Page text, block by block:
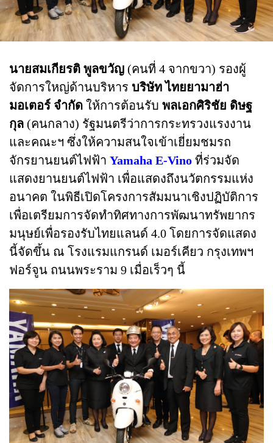
นายสมเกียรติ พูลขวัญ (คนที่ 4 จากขวา) รองผู้
จัดการใหญ่ด้านบริหาร บริษัท ไทยยามาฮ่า
มอเตอร์ จำกัด ให้การต้อนรับ พลเอกศิริชัย ดิษฐ
กุล (คนกลาง) รัฐมนตรีว่าการกระทรวงแรงงาน
และคณะฯ ซึ่งให้ความสนใจเข้าเยี่ยมชมรถ
จักรยานยนต์ไฟฟ้า Yamaha E-Vino ที่ร่วมจัด
แสดงยานยนต์ไฟฟ้า เพื่อแสดงถึงนวัตกรรมแห่ง
อนาคต ในพิธีเปิดโครงการสัมมนาเชิงปฏิบัติการ
เพื่อเตรียมการจัดทำทิศทางการพัฒนาทรัพยากร
มนุษย์เพื่อรองรับไทยแลนด์ 4.0 โดยการจัดแสดง
นี้จัดขึ้น ณ โรงแรมแกรนด์ เมอร์เคียว กรุงเทพฯ
ฟอร์จูน ถนนพระราม 9 เมื่อเร็วๆ นี้